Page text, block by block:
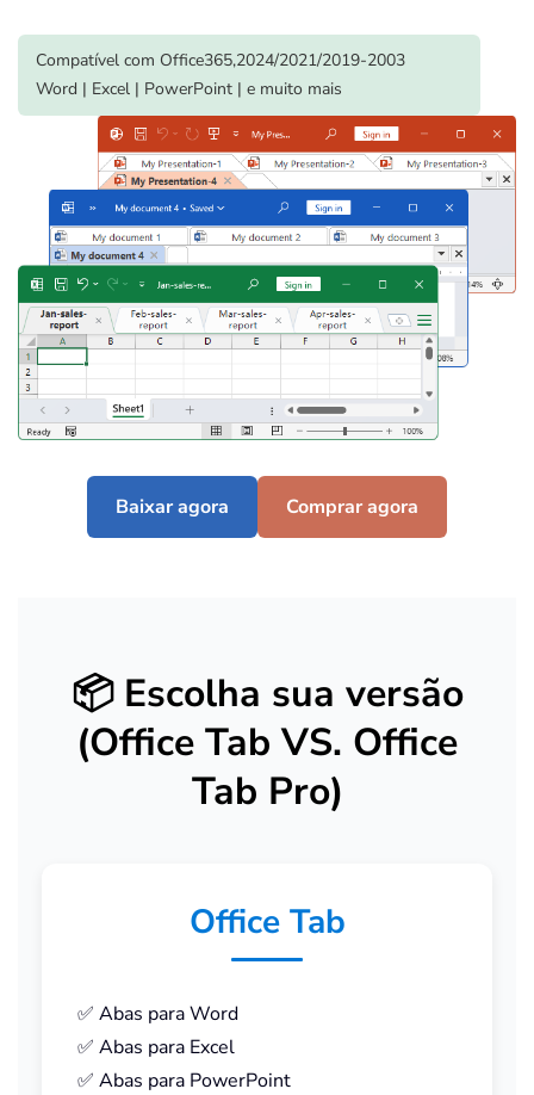
Compatível com Office365,2024/2021/2019-2003
Word | Excel | PowerPoint | e muito mais
Baixar agora Comprar agora
📦Escolha sua versão
(Office Tab VS. Office
Tab Pro)
Office Tab
✅ Abas para Word
✅ Abas para Excel
✅ Abas para PowerPoint